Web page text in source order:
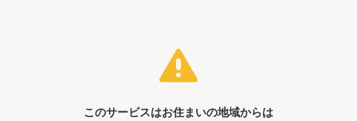
このサービスはお住まいの地域からは